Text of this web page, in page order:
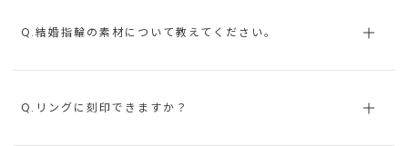
Q.結婚指輪の素材について教えてください。
Q.リングに刻印できますか？